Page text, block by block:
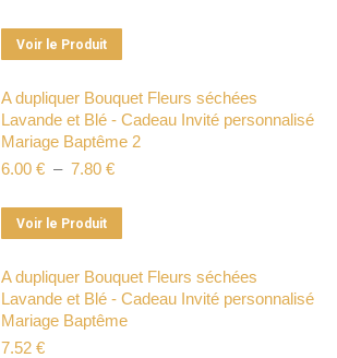
Voir le Produit
produit
a
plusieurs
variations.
options
choisies
sur
A dupliquer Bouquet Fleurs séchées
Lavande et Blé - Cadeau Invité personnalisé
Mariage Baptême 2
6.00 € – 7.80 €Plage
prix :
7.80 €
Voir le Produit
produit
a
plusieurs
variations.
A dupliquer Bouquet Fleurs séchées
Lavande et Blé - Cadeau Invité personnalisé
Mariage Baptême
7.52 €